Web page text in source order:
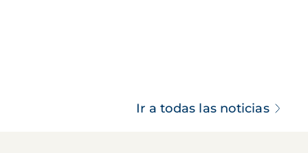
Ir a todas las noticias